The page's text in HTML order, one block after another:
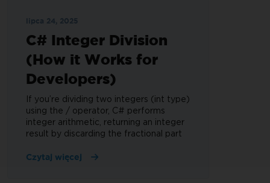
lipca 24, 2025
C# Integer Division
(How it Works for
Developers)
If you’re dividing two integers (int type)
using the / operator, C# performs
integer arithmetic, returning an integer
result by discarding the fractional part
Czytaj więcej